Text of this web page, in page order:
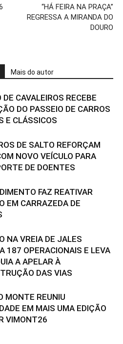
“HÁ FEIRA NA PRAÇA”
REGRESSA A MIRANDA DO
DOURO
Mais do autor
DE CAVALEIROS RECEBE
DO PASSEIO DE CARROS
E CLÁSSICOS
DE SALTO REFORÇAM
NOVO VEÍCULO PARA
DE DOENTES
FAZ REATIVAR
EM CARRAZEDA DE
NA VREIA DE JALES
187 OPERACIONAIS E LEVA
A APELAR À
DAS VIAS
MONTE REUNIU
EM MAIS UMA EDIÇÃO
VIMONT26